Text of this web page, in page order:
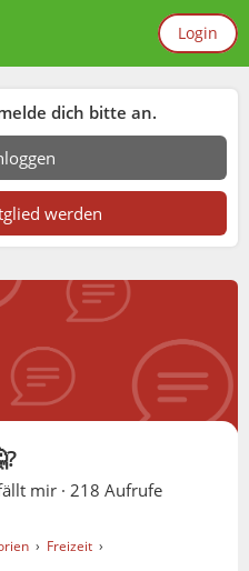
Login
dich bitte an.
werden
mir · 218 Aufrufe
› Freizeit ›